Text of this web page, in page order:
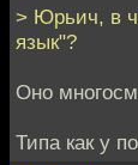
> Юрьич, в
язык"?
Оно
Типа как у